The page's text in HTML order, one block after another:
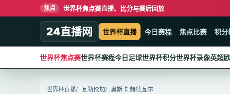
焦点 世界杯焦点赛直播、比分与赛后回放
24直播网 世界杯直播 今日赛程 焦点比赛 积分
世界杯焦点赛世界杯赛程今日足球世界杯积分世界杯录像英超
世界杯直播 瓦勒伦加 奥斯卡·赫德瓦尔